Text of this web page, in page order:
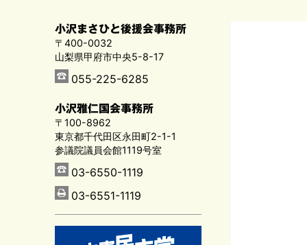
小沢まさひと後援会事務所
〒400-0032
山梨県甲府市中央5-8-17
055-225-6285
小沢雅仁国会事務所
〒100-8962
東京都千代田区永田町2-1-1
参議院議員会館1119号室
03-6550-1119
03-6551-1119